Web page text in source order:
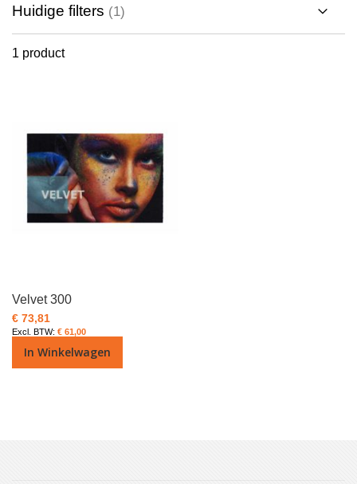
1 product
naar
Velvet 300
€ 73,81
€ 61,00
In Winkelwagen
Huidige filters